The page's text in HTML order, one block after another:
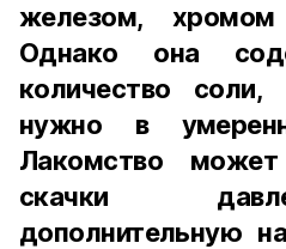
железом,
Однако она
количество
нужно в
Лакомство может
скачки
дополнительную